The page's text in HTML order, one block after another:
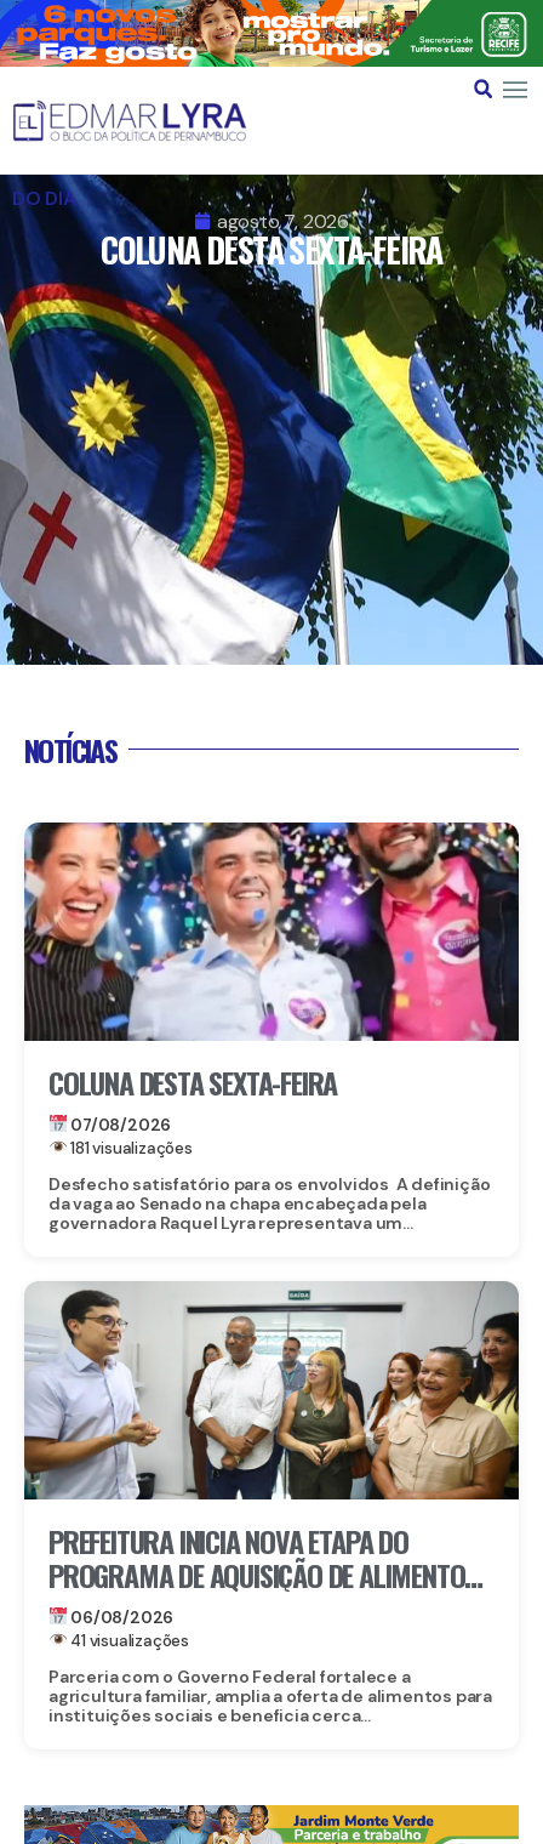
DO DIA
agosto 7, 2026
COLUNA DESTA SEXTA-FEIRA
NOTÍCIAS
COLUNA DESTA SEXTA-FEIRA
07/08/2026
181 visualizações
Desfecho satisfatório para os envolvidos A definição
da vaga ao Senado na chapa encabeçada pela
governadora Raquel Lyra representava um...
PREFEITURA INICIA NOVA ETAPA DO
PROGRAMA DE AQUISIÇÃO DE ALIMENTOS E
ANUNCIA CRIAÇÃO DO PAA RECIFE
06/08/2026
41 visualizações
Parceria com o Governo Federal fortalece a
agricultura familiar, amplia a oferta de alimentos para
instituições sociais e beneficia cerca...